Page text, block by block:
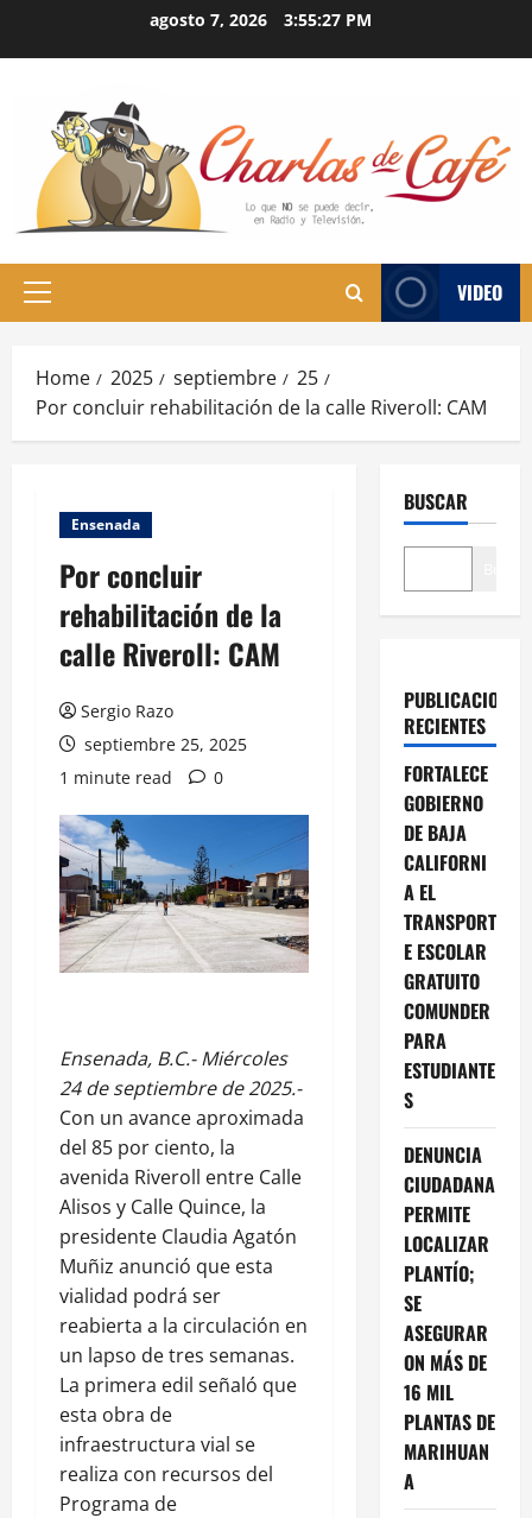
agosto 7, 2026 3:55:28 PM
Primary
VIDEO
Home 2025 septiembre
25
Por concluir rehabilitación de la calle Riveroll: CAM
Ensenada
Por concluir
rehabilitación de la
calle Riveroll: CAM
Sergio Razo
septiembre 25, 2025
1 minute read
0
Ensenada, B.C.- Miércoles
24 de septiembre de 2025.-
Con un avance aproximada
del 85 por ciento, la
avenida Riveroll entre Calle
Alisos y Calle Quince, la
presidente Claudia Agatón
Muñiz anunció que esta
vialidad podrá ser
reabierta a la circulación en
un lapso de tres semanas.
La primera edil señaló que
esta obra de
infraestructura vial se
realiza con recursos del
Programa de
BUSCAR
PUBLICACIONES
RECIENTES
FORTALECE
GOBIERNO
DE BAJA
CALIFORNI
A EL
TRANSPORT
E ESCOLAR
GRATUITO
COMUNDER
PARA
ESTUDIANTE
S
DENUNCIA
CIUDADANA
PERMITE
LOCALIZAR
PLANTÍO;
SE
ASEGURAR
ON MÁS DE
16 MIL
PLANTAS DE
MARIHUAN
A